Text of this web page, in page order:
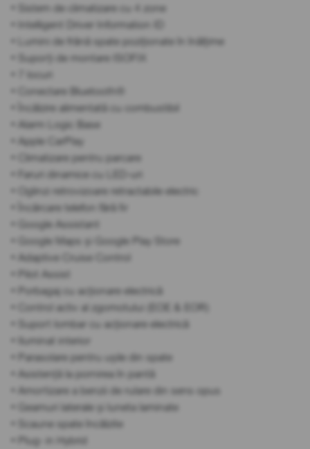
• Sistem de climatizare cu 4 zone
• Intelligent Driver Information ID
• Lumini de frână spate poziționate în înălțime
• Suporți de montare ISOFIX
• 7 locuri
• Conectare Bluetooth®
• Încălzire alimentată cu combustibil
• Alarm Logic Base
• Apple CarPlay
• Climatizare pentru parcare
• Faruri dinamice cu LED-uri
• Oglinzi retrovizoare retractabile electric
• Încărcare telefon fără fir
• Google Assistant
• Google Maps și Google Play Store
• Adaptive Cruise Control
• Pilot Assist
• Porbagaj cu acționare electrică
• Control activ al zgomotului (EOE & EOR)
• Suport lombar cu acționare electrică
• Iluminat interior
• Parasolare pentru ușile din spate
• Asistență la pornirea în pantă
• Amortizare a benzii de rulare din sens opus
• Geamuri laterale și luneta laminate
• Scaune spate încălzite
• Plug- in Hybrid